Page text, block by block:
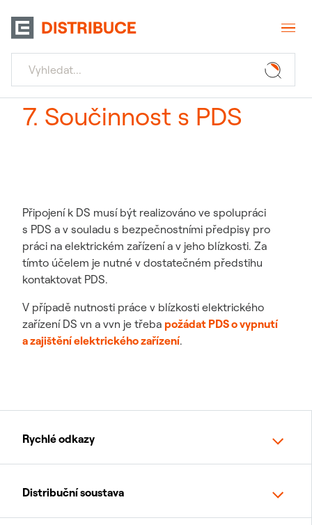
7. Součinnost s PDS
Připojení k DS musí být realizováno ve spolupráci
s PDS a v souladu s bezpečnostními předpisy pro
práci na elektrickém zařízení a v jeho blízkosti. Za
tímto účelem je nutné v dostatečném předstihu
kontaktovat PDS.
V případě nutnosti práce v blízkosti elektrického
zařízení DS vn a vvn je třeba požádat PDS o vypnutí
a zajištění elektrického zařízení.
Rychlé odkazy
Distribuční soustava